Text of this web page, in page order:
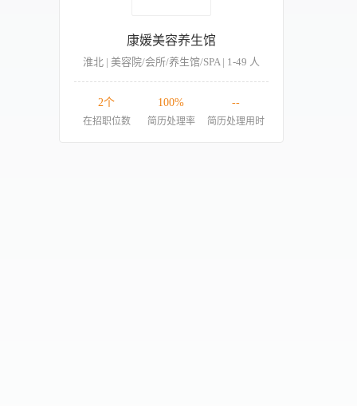
康媛美容养生馆
淮北 | 美容院/会所/养生馆/SPA | 1-49 人
2个
在招职位数
100%
简历处理率
--
简历处理用时